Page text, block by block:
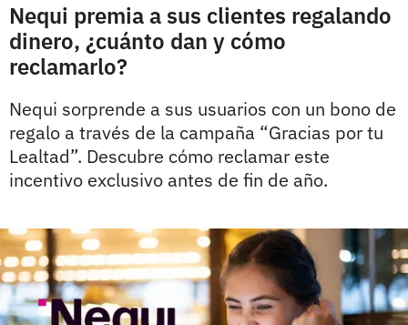
Nequi premia a sus clientes regalando
dinero, ¿cuánto dan y cómo
reclamarlo?
Nequi sorprende a sus usuarios con un bono de
regalo a través de la campaña “Gracias por tu
Lealtad”. Descubre cómo reclamar este
incentivo exclusivo antes de fin de año.